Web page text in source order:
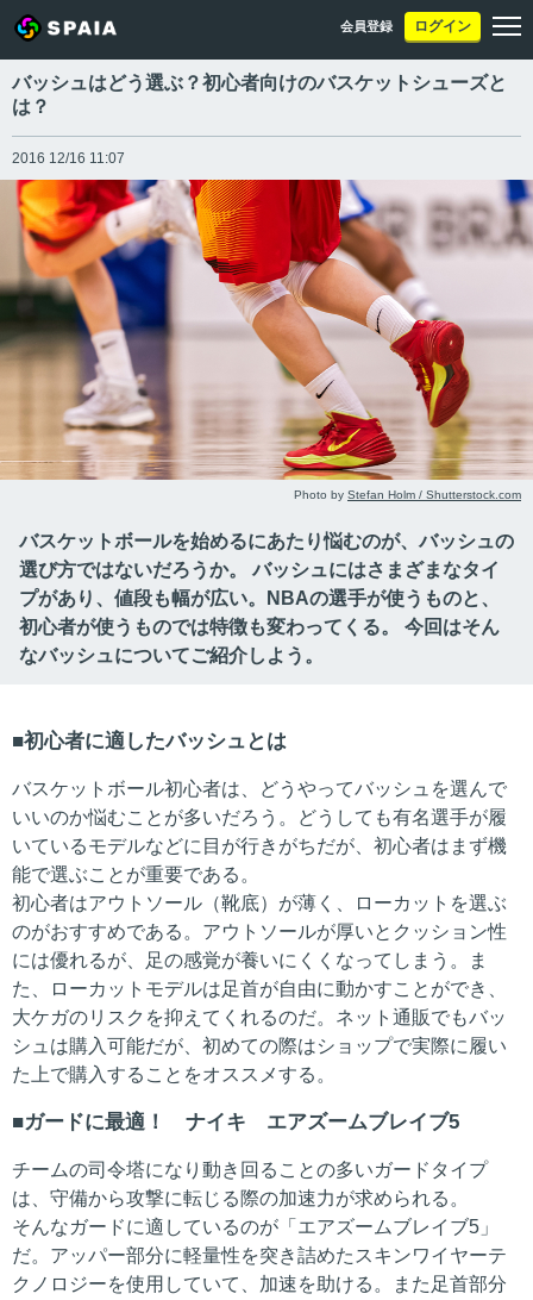
会員登録 ログイン
バッシュはどう選ぶ？初心者向けのバスケットシューズと
は？
2016 12/16 11:07
Photo by Stefan Holm / Shutterstock.com
バスケットボールを始めるにあたり悩むのが、バッシュの
選び方ではないだろうか。 バッシュにはさまざまなタイ
プがあり、値段も幅が広い。NBAの選手が使うものと、
初心者が使うものでは特徴も変わってくる。 今回はそん
なバッシュについてご紹介しよう。
初心者に適したバッシュとは
バスケットボール初心者は、どうやってバッシュを選んで
いいのか悩むことが多いだろう。どうしても有名選手が履
いているモデルなどに目が行きがちだが、初心者はまず機
能で選ぶことが重要である。
初心者はアウトソール（靴底）が薄く、ローカットを選ぶ
のがおすすめである。アウトソールが厚いとクッション性
には優れるが、足の感覚が養いにくくなってしまう。ま
た、ローカットモデルは足首が自由に動かすことができ、
大ケガのリスクを抑えてくれるのだ。ネット通販でもバッ
シュは購入可能だが、初めての際はショップで実際に履い
た上で購入することをオススメする。
ガードに最適！ ナイキ エアズームブレイブ5
チームの司令塔になり動き回ることの多いガードタイプ
は、守備から攻撃に転じる際の加速力が求められる。
そんなガードに適しているのが「エアズームブレイブ5」
だ。アッパー部分に軽量性を突き詰めたスキンワイヤーテ
クノロジーを使用していて、加速を助ける。また足首部分